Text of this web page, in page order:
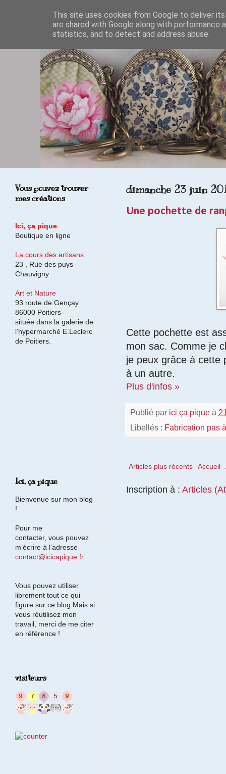
dimanche 23 juin
Une pochette de
Cette pochette est
mon sac. Comme je
je peux grâce à cette
à un autre.
Plus d'infos »
Publié par ici ça pique à
Libellés : Fabrication pas
Articles plus récents Accueil
Inscription à : Articles
Vous pouvez trouver
mes créations
Ici, ça pique
Boutique en ligne
La cours des artisans
23 , Rue des puys
Chauvigny
Art et Nature
93 route de Gençay
86000 Poitiers
située dans la galerie de
l’hypermarché E.Leclerc
de Poitiers.
Ici, ça pique
Bienvenue sur mon blog
!
Pour me
contacter, vous pouvez
m’écrire à l’adresse
contact@icicapique.fr
Vous pouvez utiliser
librement tout ce qui
figure sur ce blog.Mais si
vous réutilisez mon
travail, merci de me citer
en référence !
visiteurs
This site uses cookies from Google to deliver
are shared with Google along with
statistics, and to detect and address abuse.